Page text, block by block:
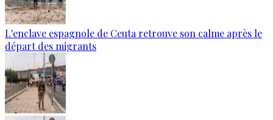
L'enclave espagnole de Ceuta retrouve son calme après le
départ des migrants